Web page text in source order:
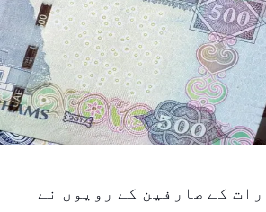
کے صارفین کے رویوں نے